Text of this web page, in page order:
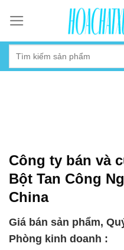
content
Công ty bán và
Bột Tan Công
China
Giá bán sản phẩm,
Phòng kinh doanh :